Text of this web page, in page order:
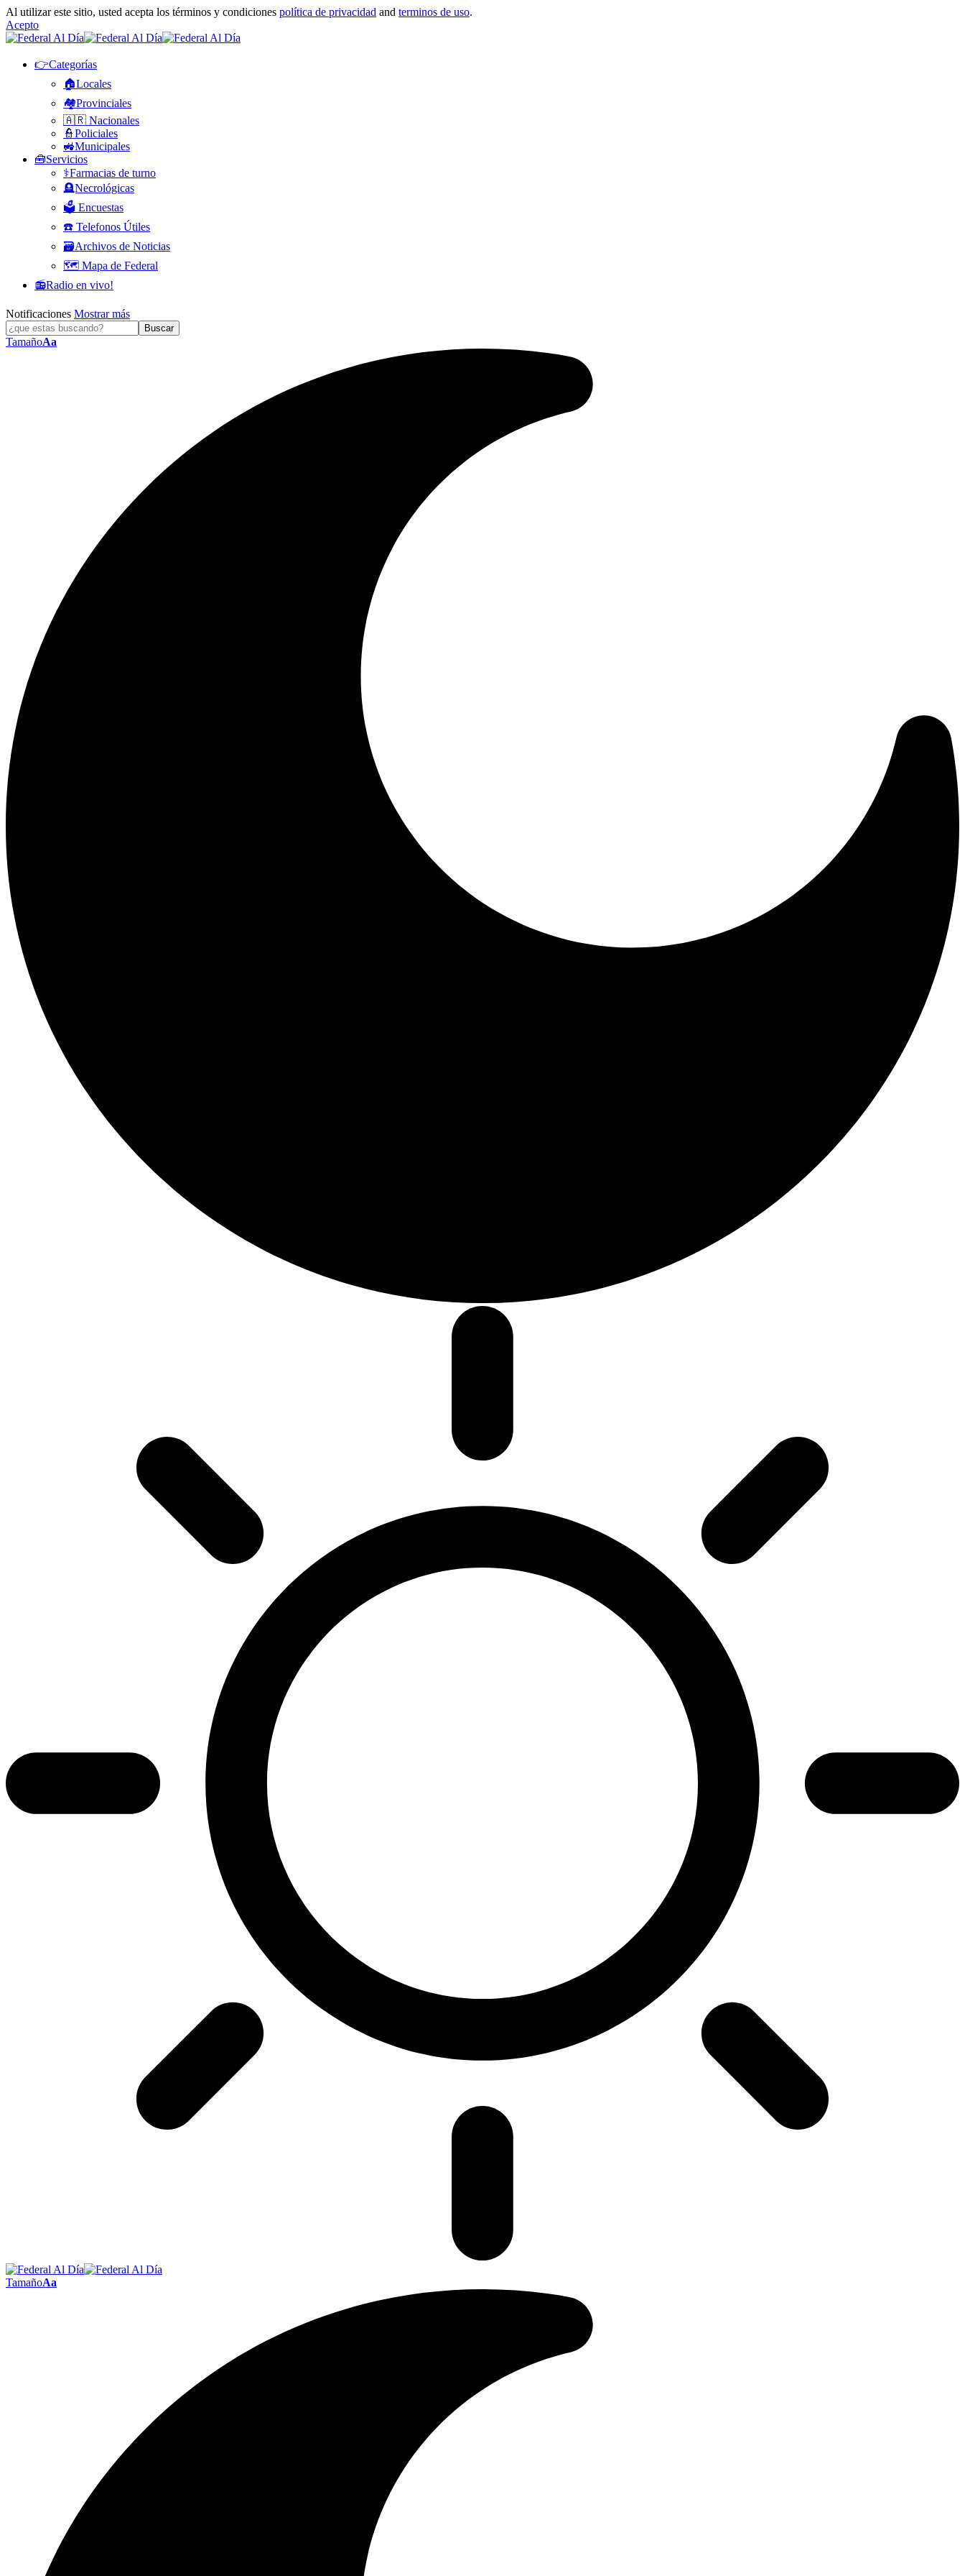
Al utilizar este sitio, usted acepta los términos y condiciones política de privacidad and terminos de uso.
Acepto
👉Categorías
🏠Locales
🏘️Provinciales
🇦🇷 Nacionales
👮Policiales
🚜Municipales
🧰Servicios
⚕️Farmacias de turno
🪦Necrológicas
🗳️ Encuestas
☎️ Telefonos Útiles
🗃️Archivos de Noticias
🗺️ Mapa de Federal
📻Radio en vivo!
Notificaciones Mostrar más
TamañoAa
TamañoAa